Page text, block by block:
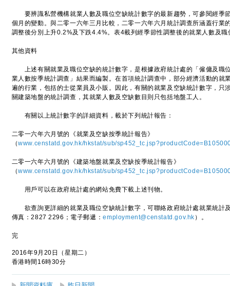
要辨識私營機構就業人數及職位空缺統計數字的最新趨勢，可參閱經季
個月的變動。與二零一六年三月比較，二零一六年六月統計調查所涵蓋行業
調整後分別上升0.2%及下跌4.4%。表4載列經季節性調整後的就業人數及
其他資料
上述有關就業及職位空缺的統計數字，是根據政府統計處的「僱傭及職
業人數按季統計調查」結果而編製。在首項統計調查中，部分經濟活動的就
遍的行業，包括的士從業員及小販。因此，有關的就業及空缺統計數字，只
關建築地盤的統計調查，其就業人數及空缺數目則只包括地盤工人。
有關以上統計數字的詳細資料，載於下列統計報告：
二零一六年六月號的《就業及空缺按季統計報告》
（www.censtatd.gov.hk/hkstat/sub/
二零一六年六月號的《建築地盤就業及空缺按季統計報告》
（www.censtatd.gov.hk/hkstat/sub/
用戶可以在政府統計處的網站免費下載上述刊物。
欲查詢更詳細的就業及職位空缺統計數字，可聯絡政府統計處就業統計
傳真：2827 2296；電子郵遞：employment@censtatd.gov.hk ）。
完
2016年9月20日（星期二）
香港時間16時30分